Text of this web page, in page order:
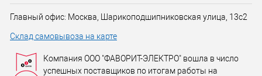
Главный офис: Москва, Шарикоподшипниковская улица, 13с2
Склад самовывоза на карте
Компания ООО "ФАВОРИТ-ЭЛЕКТРО" вошла в число
успешных поставщиков по итогам работы на